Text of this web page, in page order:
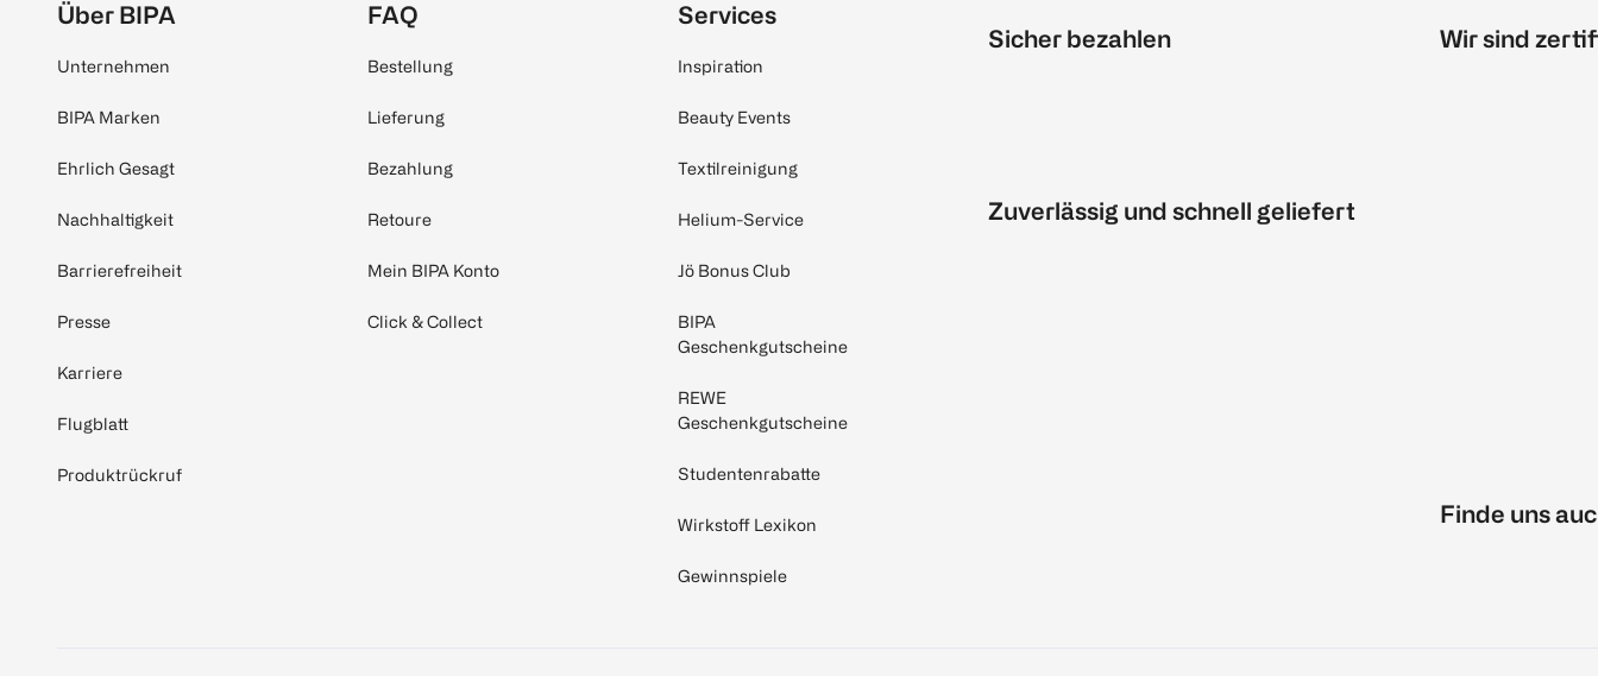
Über BIPA
Unternehmen
BIPA Marken
Ehrlich Gesagt
Nachhaltigkeit
Barrierefreiheit
Presse
Karriere
Flugblatt
Produktrückruf
FAQ
Bestellung
Lieferung
Bezahlung
Retoure
Mein BIPA Konto
Click & Collect
Services
Inspiration
Beauty Events
Textilreinigung
Helium-Service
Jö Bonus Club
BIPA
Geschenkgutscheine
REWE
Geschenkgutscheine
Studentenrabatte
Wirkstoff Lexikon
Gewinnspiele
Sicher bezahlen
Zuverlässig und schnell geliefert
Wir sind
Finde uns